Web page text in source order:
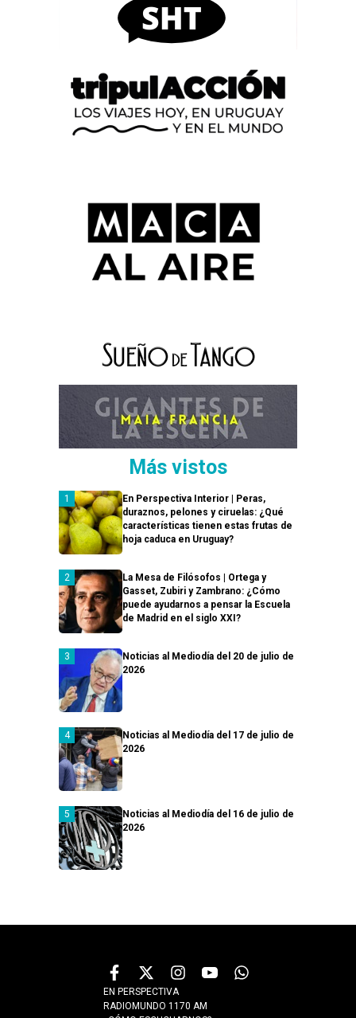
Más vistos
En Perspectiva Interior | Peras,
duraznos, pelones y ciruelas: ¿Qué
características tienen estas frutas de
hoja caduca en Uruguay?
La Mesa de Filósofos | Ortega y
Gasset, Zubiri y Zambrano: ¿Cómo
puede ayudarnos a pensar la Escuela
de Madrid en el siglo XXI?
Noticias al Mediodía del 20 de julio de
2026
Noticias al Mediodía del 17 de julio de
2026
Noticias al Mediodía del 16 de julio de
2026
EN PERSPECTIVA
RADIOMUNDO 1170 AM